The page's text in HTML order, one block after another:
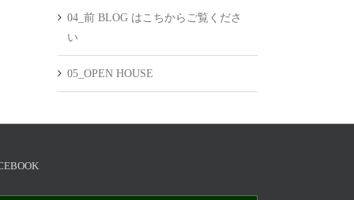
04_前 BLOG はこちからご覧くださ
い
05_OPEN HOUSE